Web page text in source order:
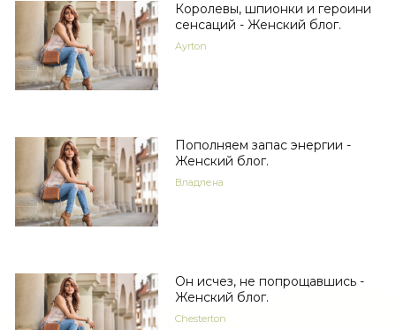
Королевы, шпионки и героини
сенсаций - Женский блог.
Ayrton
Пополняем запас энергии -
Женский блог.
Владлена
Он исчез, не попрощавшись -
Женский блог.
Chesterton